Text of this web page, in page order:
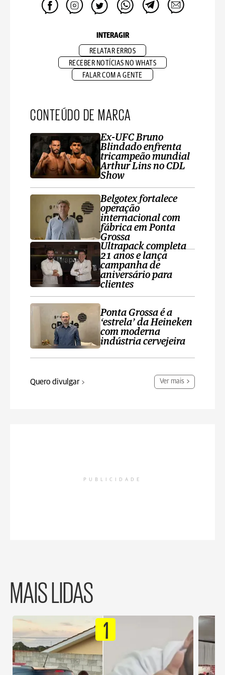
INTERAGIR
RELATAR ERROS
RECEBER NOTÍCIAS NO WHATS
FALAR COM A GENTE
CONTEÚDO DE MARCA
Ex-UFC Bruno
Blindado enfrenta
tricampeão mundial
Arthur Lins no CDL
Show
Belgotex fortalece
operação
internacional com
fábrica em Ponta
Grossa
Ultrapack completa
21 anos e lança
campanha de
aniversário para
clientes
Ponta Grossa é a
‘estrela’ da Heineken
com moderna
indústria cervejeira
Quero divulgar Ver mais
PUBLICIDADE
MAIS LIDAS
1